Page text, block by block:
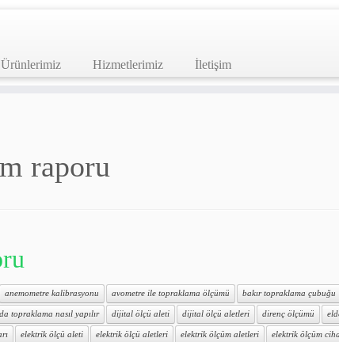
Ürünlerimiz Hizmetlerimiz İletişim
raporu
anemometre kalibrasyonu avometre ile topraklama ölçümü bakır topraklama çubuğu
topraklama nasıl yapılır dijital ölçü aleti dijital ölçü aletleri direnç ölçümü
elektrik ölçü aleti elektrik ölçü aletleri elektrik ölçüm aletleri elektrik ölçüm